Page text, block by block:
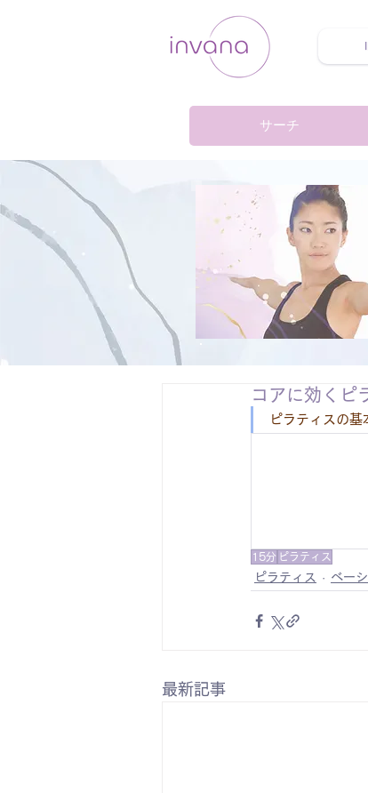
サーチ
コアに効くピ
ピラティスの基
15分 ピラティス
ピラティス ベー
最新記事